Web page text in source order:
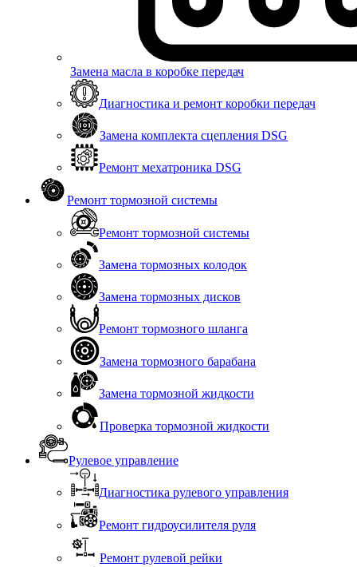
Замена масла в коробке передач
Диагностика и ремонт коробки передач
Замена комплекта сцепления DSG
Ремонт мехатроника DSG
Ремонт тормозной системы
Ремонт тормозной системы
Замена тормозных колодок
Замена тормозных дисков
Ремонт тормозного шланга
Замена тормозного барабана
Замена тормозной жидкости
Проверка тормозной жидкости
Рулевое управление
Диагностика рулевого управления
Ремонт гидроусилителя руля
Ремонт рулевой рейки